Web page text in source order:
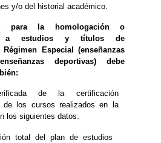
y/o del historial académico.
para la homologación o
a estudios y títulos de
Régimen Especial (enseñanzas
deportivas) debe
de la certificación
de los cursos realizados en la
los siguientes datos:
total del plan de estudios